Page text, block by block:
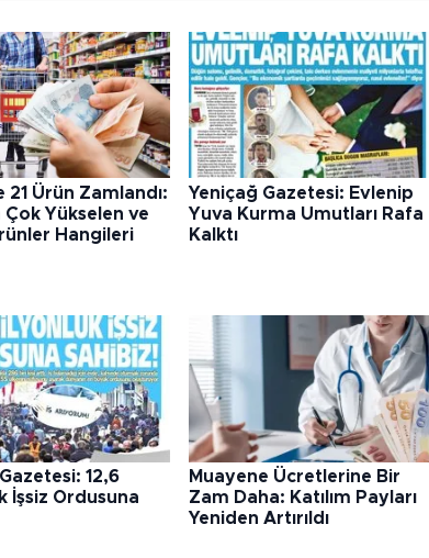
21 Ürün Zamlandı:
Çok Yükselen ve
Hangileri
Yeniçağ Gazetesi: Evlenip
Yuva Kurma Umutları Rafa
Kalktı
12,6
İşsiz Ordusuna
Muayene Ücretlerine Bir
Zam Daha: Katılım Payları
Yeniden Artırıldı